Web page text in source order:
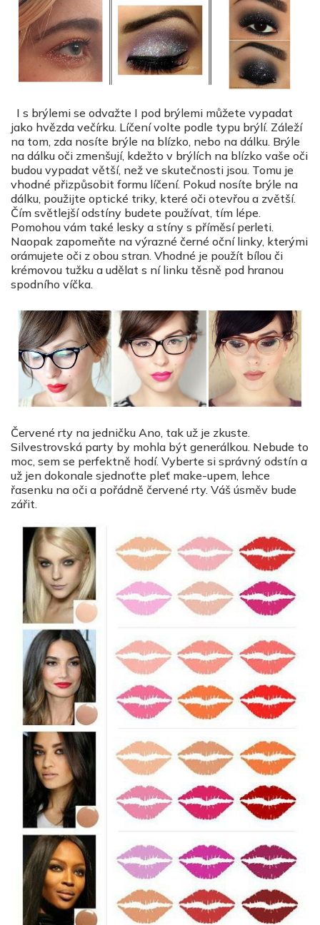
I s brýlemi se odvažte I pod brýlemi můžete vypadat
jako hvězda večírku. Líčení volte podle typu brýlí. Záleží
na tom, zda nosíte brýle na blízko, nebo na dálku. Brýle
na dálku oči zmenšují, kdežto v brýlích na blízko vaše oči
budou vypadat větší, než ve skutečnosti jsou. Tomu je
vhodné přizpůsobit formu líčení. Pokud nosíte brýle na
dálku, použijte optické triky, které oči otevřou a zvětší.
Čím světlejší odstíny budete používat, tím lépe.
Pomohou vám také lesky a stíny s příměsí perleti.
Naopak zapomeňte na výrazné černé oční linky, kterými
orámujete oči z obou stran. Vhodné je použít bílou či
krémovou tužku a udělat s ní linku těsně pod hranou
spodního víčka.
Červené rty na jedničku Ano, tak už je zkuste.
Silvestrovská party by mohla být generálkou. Nebude to
moc, sem se perfektně hodí. Vyberte si správný odstín a
už jen dokonale sjednoťte pleť make-upem, lehce
řasenku na oči a pořádně červené rty. Váš úsměv bude
zářit.